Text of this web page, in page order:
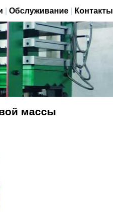
Обслуживание| Контакты
массы